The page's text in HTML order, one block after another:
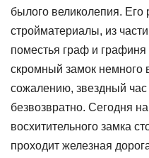
былого великолепия. Его
стройматериалы, из
поместья граф и
скромный замок немного
сожалению, звездный
безвозвратно. Сегодня
восхитительного замка
проходит железная